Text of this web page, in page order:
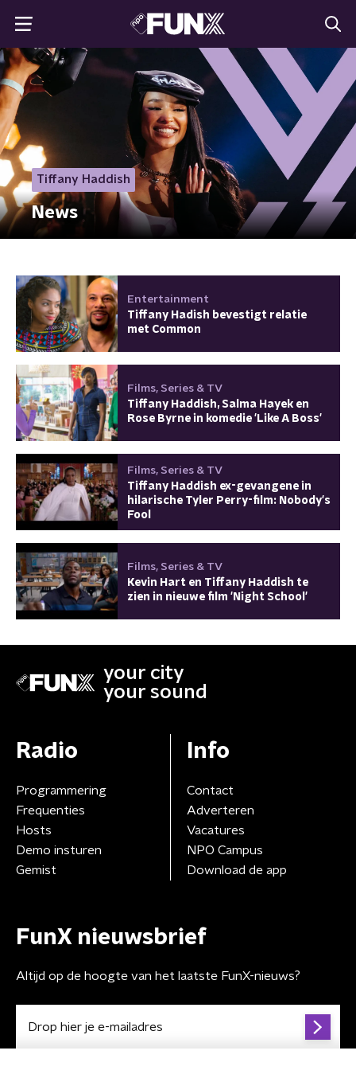
Tiffany Haddish
News
Entertainment
Tiffany Hadish bevestigt relatie
met Common
Films, Series & TV
Tiffany Haddish, Salma Hayek en
Rose Byrne in komedie 'Like A Boss'
Films, Series & TV
Tiffany Haddish ex-gevangene in
hilarische Tyler Perry-film: Nobody's
Fool
Films, Series & TV
Kevin Hart en Tiffany Haddish te
zien in nieuwe film 'Night School'
your city
your sound
Radio
Programmering
Frequenties
Hosts
Demo insturen
Gemist
Info
Contact
Adverteren
Vacatures
NPO Campus
Download de app
FunX nieuwsbrief
Altijd op de hoogte van het laatste FunX-nieuws?